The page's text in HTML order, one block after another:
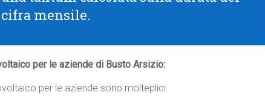
mensile.
per le aziende di Busto Arsizio:
per le aziende sono molteplici: